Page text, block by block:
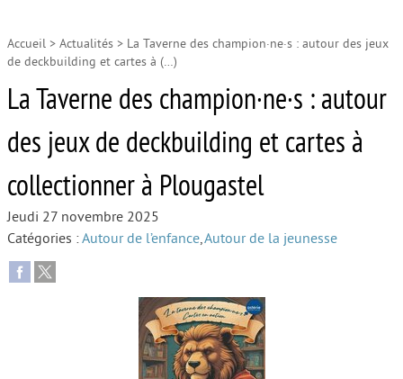
Accueil
Autour de la petite enfance
Autour de l’enfance
Autour de la jeunesse
Autour de l’école
Face au handicap
Face au deuil
Sortir en famille
Accueil > Actualités > La Taverne des champion·ne·s : autour des jeux
de deckbuilding et cartes à (…)
La Taverne des champion·ne·s : autour
des jeux de deckbuilding et cartes à
collectionner à Plougastel
Jeudi 27 novembre 2025
Catégories :Autour de l’enfance,Autour de la jeunesse